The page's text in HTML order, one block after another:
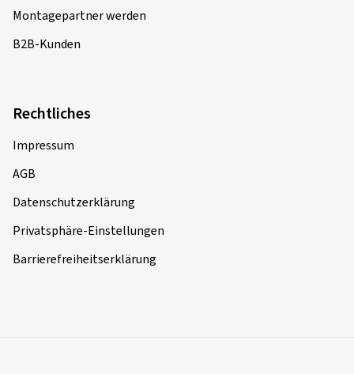
Montagepartner werden
B2B-Kunden
Rechtliches
Impressum
AGB
Datenschutzerklärung
Privatsphäre-Einstellungen
Barrierefreiheitserklärung